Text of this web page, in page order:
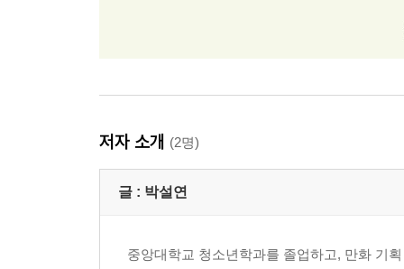
저자 소개 (2명)
글 : 박설연
중앙대학교 청소년학과를 졸업하고, 만화 기